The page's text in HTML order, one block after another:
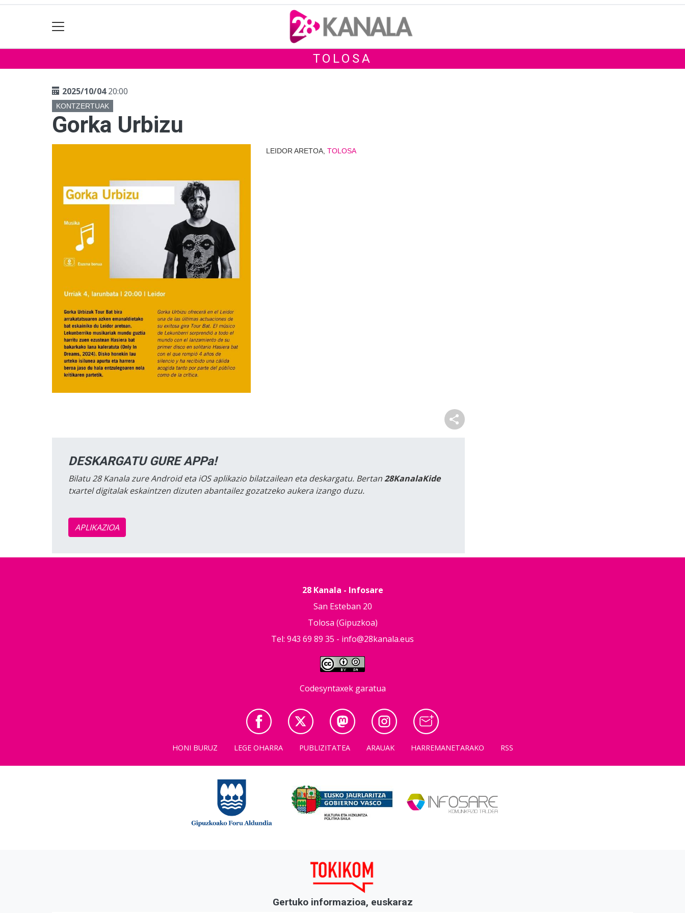
TOLOSA
2025/10/0420:00
KONTZERTUAK
Gorka Urbizu
LEIDOR ARETOA, TOLOSA
DESKARGATU GURE APPa!
Bilatu 28 Kanala zure Android eta iOS aplikazio bilatzailean eta deskargatu. Bertan28KanalaKide
txartel digitalak eskaintzen dizuten abantailez gozatzeko aukera izango duzu.
APLIKAZIOA
28 Kanala - Infosare
San Esteban 20
Tolosa (Gipuzkoa)
Tel: 943 69 89 35 - info@28kanala.eus
Codesyntaxek garatua
HONI BURUZ LEGE OHARRA PUBLIZITATEA ARAUAK HARREMANETARAKO RSS
Gertuko informazioa, euskaraz